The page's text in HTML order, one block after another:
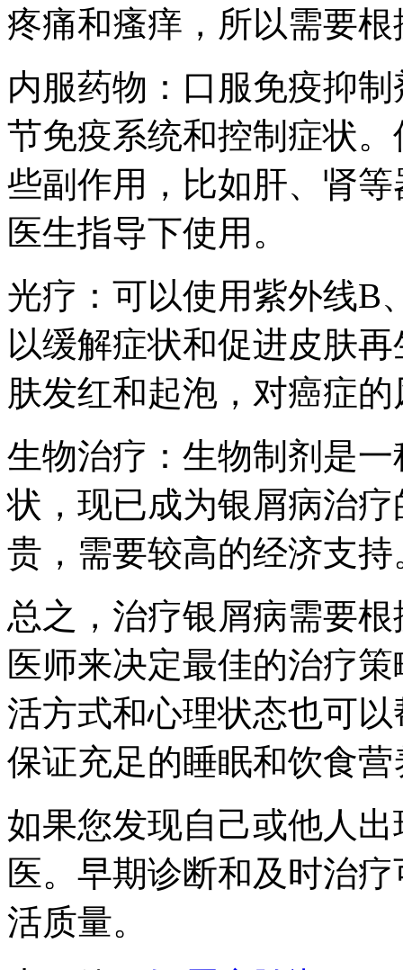
疼痛和瘙痒，所以需要
内服药物：口服免疫抑
节免疫系统和控制症状
些副作用，比如肝、肾
医生指导下使用。
光疗：可以使用紫外线B
以缓解症状和促进皮肤
肤发红和起泡，对癌症
生物治疗：生物制剂是
状，现已成为银屑病治
贵，需要较高的经济支持
总之，治疗银屑病需要
医师来决定最佳的治疗
活方式和心理状态也可
保证充足的睡眠和饮食
如果您发现自己或他人
医。早期诊断和及时治
活质量。